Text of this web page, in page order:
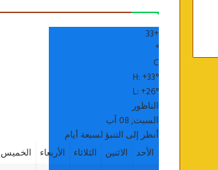
+
33
°
C
H:+33°
L:+26°
الناظور
السبت, 08 آب
أنظر إلى التنبؤ لسبعة أيام
الأحد
الاثنين الثلاثاء الأربعاء الخميس